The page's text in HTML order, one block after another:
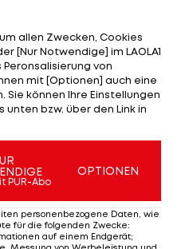
den polnischen
mehrere Angebote
offenhalten.
weitere Vereine
in La Liga
allen Zwecken, Cookies
[Nur Notwendige] im LAOLA1
Peronsalisierung von
mit [Optionen] auch eine
Sie können Ihre Einstellungen
bzw. über den Link in
PUR-Abo
OPTIONEN
personenbezogene Daten, wie
für die folgenden Zwecke:
auf einem Endgerät;